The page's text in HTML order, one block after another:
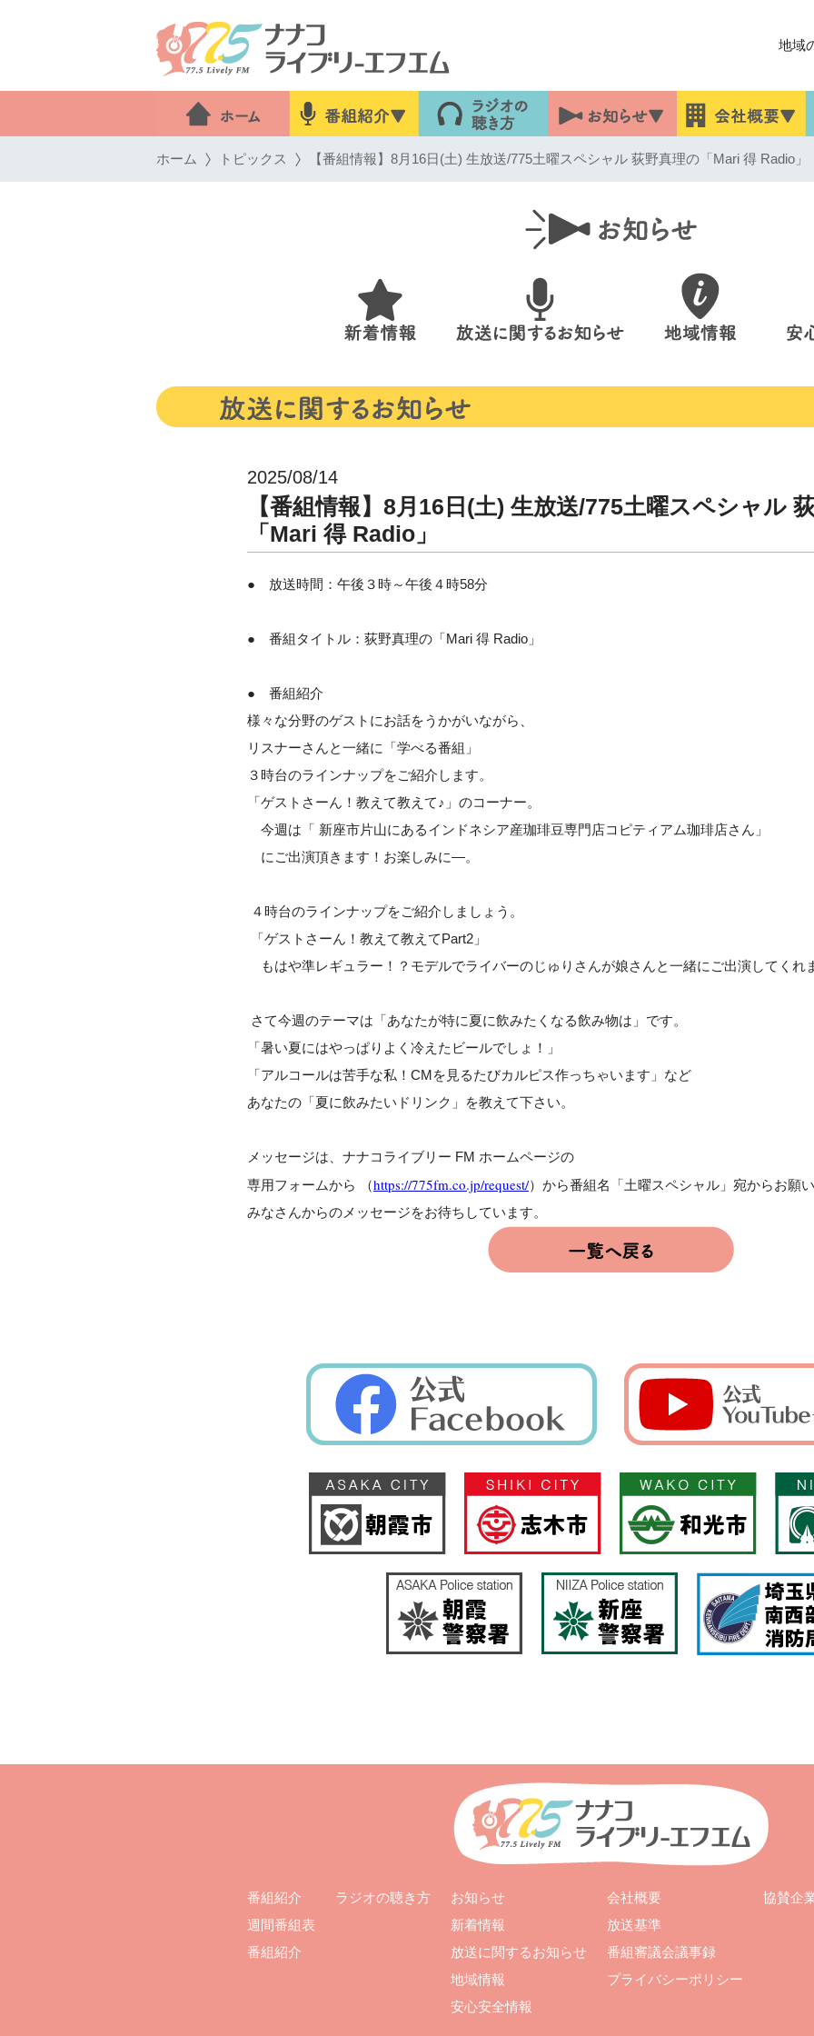
地域
ホーム トピックス 【番組情報】8月16日(土) 生放送/775土曜スペシャル 荻野真理の「Mari 得 Radio」
2025/08/14
【番組情報】8月16日(土) 生放送/775土曜スペシャル
「Mari 得 Radio」
● 放送時間：午後３時～午後４時58分
● 番組タイトル：荻野真理の「Mari 得 Radio」
● 番組紹介
様々な分野のゲストにお話をうかがいながら、
リスナーさんと一緒に「学べる番組」
３時台のラインナップをご紹介します。
「ゲストさーん！教えて教えて♪」のコーナー。
今週は「 新座市片山にあるインドネシア産珈琲豆専門店コピティアム珈琲店さん」
にご出演頂きます！お楽しみに―。
４時台のラインナップをご紹介しましょう。
「ゲストさーん！教えて教えてPart2」
もはや準レギュラー！？モデルでライバーのじゅりさんが娘さんと一緒にご出演してくれ
さて今週のテーマは「あなたが特に夏に飲みたくなる飲み物は」です。
「暑い夏にはやっぱりよく冷えたビールでしょ！」
「アルコールは苦手な私！CMを見るたびカルピス作っちゃいます」など
あなたの「夏に飲みたいドリンク」を教えて下さい。
メッセージは、ナナコライブリー FM ホームページの
専用フォームから （https://775fm.co.jp/request/）から番組名「土曜スペシャル」宛からお願い
みなさんからのメッセージをお待ちしています。
番組紹介
週間番組表
番組紹介
ラジオの聴き方
お知らせ
新着情報
放送に関するお知らせ
地域情報
安心安全情報
会社概要
放送基準
番組審議会議事録
プライバシーポリシー
協賛企